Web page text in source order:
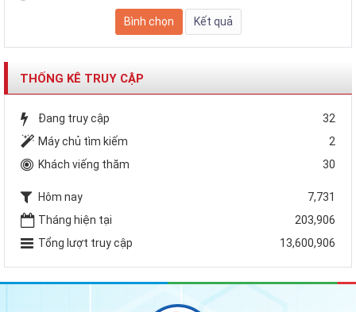
THỐNG KÊ TRUY CẬP
Đang truy cập
32
Máy chủ tìm kiếm
2
Khách viếng thăm
30
Hôm nay
7,731
Tháng hiện tại
203,906
Tổng lượt truy cập
13,600,906